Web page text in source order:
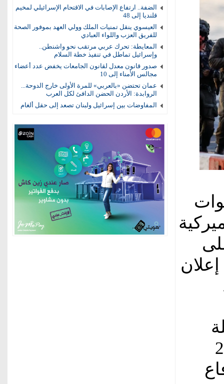
الضفة.. ارتفاع الإصابات في الاقتحام الإسرائيلي لمخيم
قلنديا إلى 48
العيسوي ينقل تمنيات الملك وولي العهد بموفور الصحة
للفريق العزب واللواء العبادي
المعايطة: تحرك عربي مرتقب نحو واشنطن..
وإسرائيل تماطل في تنفيذ خطة السلام
صدور قانون معدل لقانون الجامعات يخفض عدد أعضاء
مجالس الأمناء إلى 10
عمان تحتضن «بالعربي» للمرة الأولى خارج الدوحة...
الروابدة: الأردن الحضن الدافئ لكل العرب
المفاوضات بين إسرائيل ولبنان تصعد إلى حقل ألغام
32 من قوات
200